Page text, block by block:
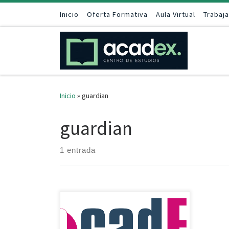
Saltar al contenido
Inicio Oferta Formativa Aula Virtual
Inicio »guardian
guardian
1 entrada
Centro de Estudios, está ubicado en
CáceresNuestras clases son impartidas